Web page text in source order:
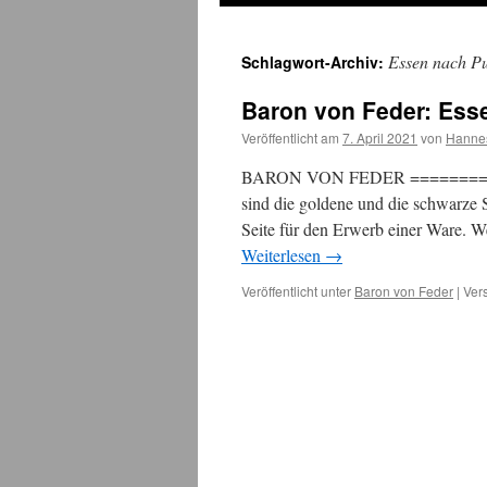
Schlagwort-Archiv: Essen nach
Baron von Feder:
Veröffentlicht am 7. April 2021 von
BARON VON FEDER
sind die goldene und die schwarze
Seite für den Erwerb einer Ware.
Weiterlesen →
Veröffentlicht unter Baron von Feder |